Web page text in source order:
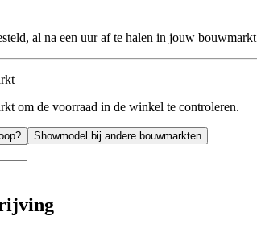
al na een uur af te halen in jouw bouwmarkt
om de voorraad in de winkel te controleren.
Showmodel bij andere bouwmarkten